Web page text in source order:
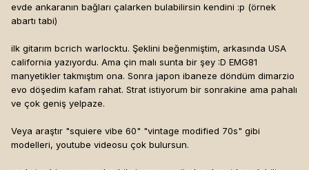
evde ankaranın bağları çalarken bulabilirsin kendini :p (örnek
abartı tabi)
ilk gitarım bcrich warlocktu. Şeklini beğenmiştim, arkasında USA
california yazıyordu. Ama çin malı sunta bir şey :D EMG81
manyetikler takmıştım ona. Sonra japon ibaneze döndüm dimarzio
evo döşedim kafam rahat. Strat istiyorum bir sonrakine ama pahalı
ve çok geniş yelpaze.
Veya araştır "squiere vibe 60" "vintage modified 70s" gibi
modelleri, youtube videosu çok bulursun.